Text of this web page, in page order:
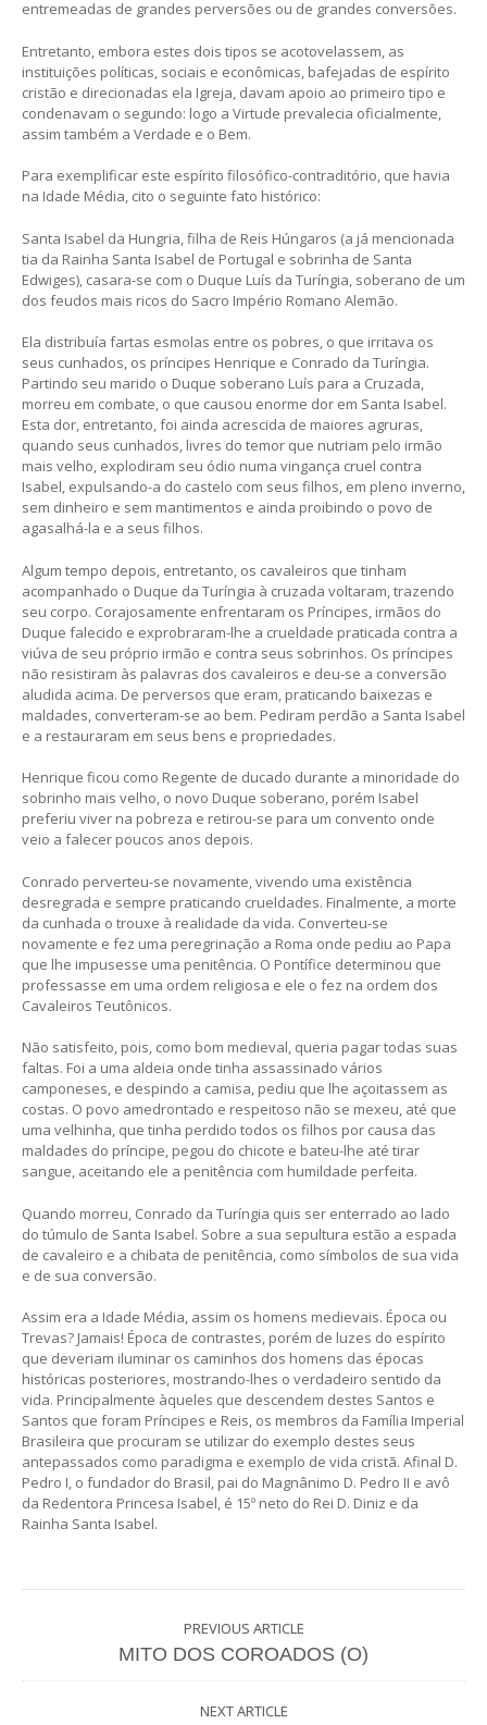
entremeadas de grandes perversões ou de grandes conversões.
Entretanto, embora estes dois tipos se acotovelassem, as
instituições políticas, sociais e econômicas, bafejadas de espírito
cristão e direcionadas ela Igreja, davam apoio ao primeiro tipo e
condenavam o segundo: logo a Virtude prevalecia oficialmente,
assim também a Verdade e o Bem.
Para exemplificar este espírito filosófico-contraditório, que havia
na Idade Média, cito o seguinte fato histórico:
Santa Isabel da Hungria, filha de Reis Húngaros (a já mencionada
tia da Rainha Santa Isabel de Portugal e sobrinha de Santa
Edwiges), casara-se com o Duque Luís da Turíngia, soberano de um
dos feudos mais ricos do Sacro Império Romano Alemão.
Ela distribuía fartas esmolas entre os pobres, o que irritava os
seus cunhados, os príncipes Henrique e Conrado da Turíngia.
Partindo seu marido o Duque soberano Luís para a Cruzada,
morreu em combate, o que causou enorme dor em Santa Isabel.
Esta dor, entretanto, foi ainda acrescida de maiores agruras,
quando seus cunhados, livres do temor que nutriam pelo irmão
mais velho, explodiram seu ódio numa vingança cruel contra
Isabel, expulsando-a do castelo com seus filhos, em pleno inverno,
sem dinheiro e sem mantimentos e ainda proibindo o povo de
agasalhá-la e a seus filhos.
Algum tempo depois, entretanto, os cavaleiros que tinham
acompanhado o Duque da Turíngia à cruzada voltaram, trazendo
seu corpo. Corajosamente enfrentaram os Príncipes, irmãos do
Duque falecido e exprobraram-lhe a crueldade praticada contra a
viúva de seu próprio irmão e contra seus sobrinhos. Os príncipes
não resistiram às palavras dos cavaleiros e deu-se a conversão
aludida acima. De perversos que eram, praticando baixezas e
maldades, converteram-se ao bem. Pediram perdão a Santa Isabel
e a restauraram em seus bens e propriedades.
Henrique ficou como Regente de ducado durante a minoridade do
sobrinho mais velho, o novo Duque soberano, porém Isabel
preferiu viver na pobreza e retirou-se para um convento onde
veio a falecer poucos anos depois.
Conrado perverteu-se novamente, vivendo uma existência
desregrada e sempre praticando crueldades. Finalmente, a morte
da cunhada o trouxe à realidade da vida. Converteu-se
novamente e fez uma peregrinação a Roma onde pediu ao Papa
que lhe impusesse uma penitência. O Pontífice determinou que
professasse em uma ordem religiosa e ele o fez na ordem dos
Cavaleiros Teutônicos.
Não satisfeito, pois, como bom medieval, queria pagar todas suas
faltas. Foi a uma aldeia onde tinha assassinado vários
camponeses, e despindo a camisa, pediu que lhe açoitassem as
costas. O povo amedrontado e respeitoso não se mexeu, até que
uma velhinha, que tinha perdido todos os filhos por causa das
maldades do príncipe, pegou do chicote e bateu-lhe até tirar
sangue, aceitando ele a penitência com humildade perfeita.
Quando morreu, Conrado da Turíngia quis ser enterrado ao lado
do túmulo de Santa Isabel. Sobre a sua sepultura estão a espada
de cavaleiro e a chibata de penitência, como símbolos de sua vida
e de sua conversão.
Assim era a Idade Média, assim os homens medievais. Época ou
Trevas? Jamais! Época de contrastes, porém de luzes do espírito
que deveriam iluminar os caminhos dos homens das épocas
históricas posteriores, mostrando-lhes o verdadeiro sentido da
vida. Principalmente àqueles que descendem destes Santos e
Santos que foram Príncipes e Reis, os membros da Família Imperial
Brasileira que procuram se utilizar do exemplo destes seus
antepassados como paradigma e exemplo de vida cristã. Afinal D.
Pedro I, o fundador do Brasil, pai do Magnânimo D. Pedro II e avô
da Redentora Princesa Isabel, é 15º neto do Rei D. Diniz e da
Rainha Santa Isabel.
PREVIOUS ARTICLE
MITO DOS COROADOS (O)
NEXT ARTICLE